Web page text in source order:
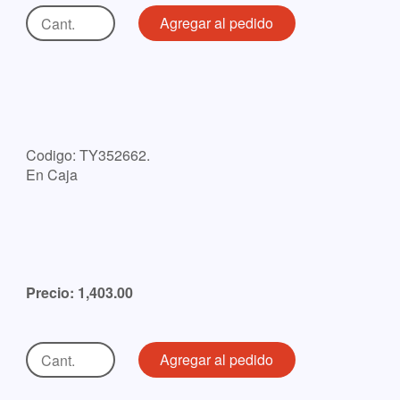
Codigo: TY352662.
En Caja
Precio: 1,403.00